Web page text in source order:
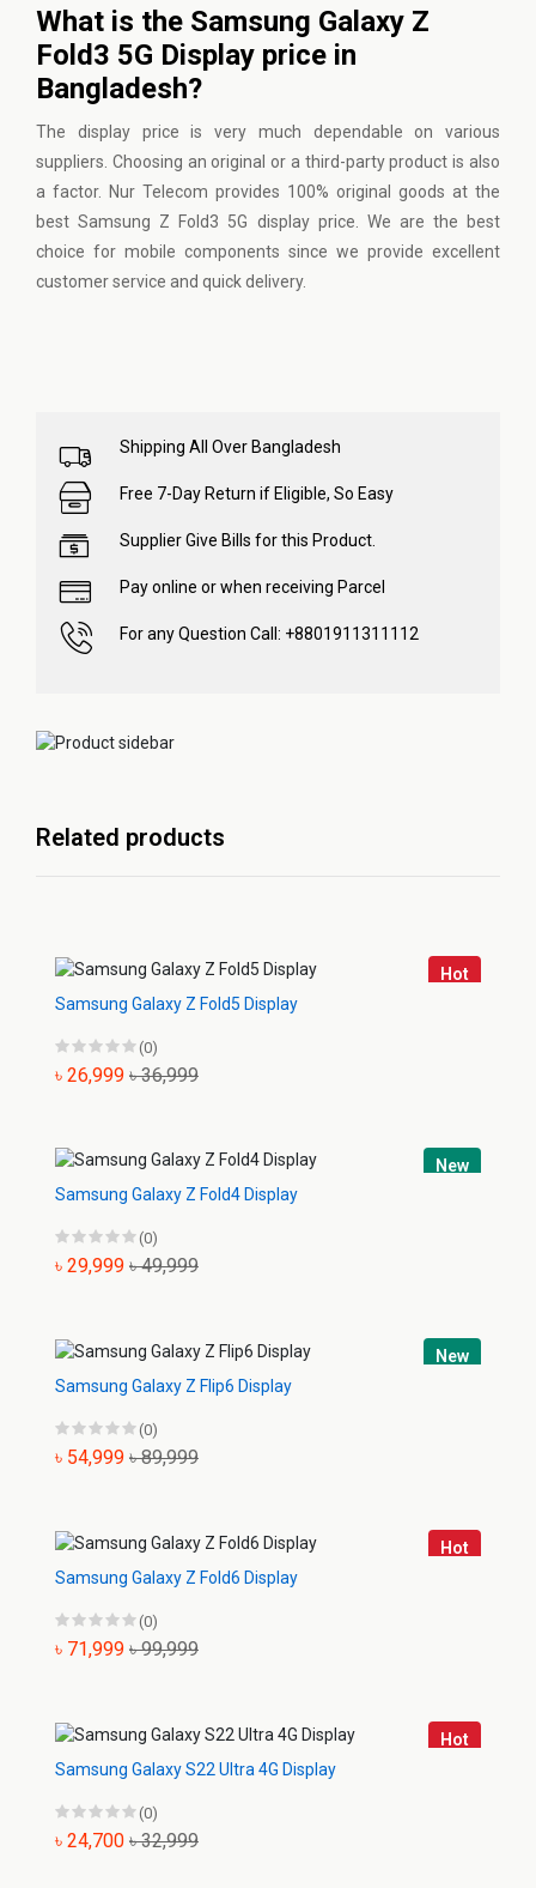
What is the Samsung Galaxy Z
Fold3 5G Display price in
Bangladesh?
The display price is very much dependable on various
suppliers. Choosing an original or a third-party product is also
a factor.
Nur Telecom provides 100% original goods at the
best Samsung Z Fold3 5G display price. We are the best
choice for mobile components since we provide excellent
customer service and quick delivery.
Shipping All Over Bangladesh
Free 7-Day Return if Eligible, So Easy
Supplier Give Bills for this Product.
Pay online or when receiving Parcel
For any Question Call: +8801911311112
Related products
Hot
Samsung Galaxy Z Fold5 Display
(0)
৳ 26,999 ৳ 36,999
New
Samsung Galaxy Z Fold4 Display
(0)
৳ 29,999 ৳ 49,999
New
Samsung Galaxy Z Flip6 Display
(0)
৳ 54,999 ৳ 89,999
Hot
Samsung Galaxy Z Fold6 Display
(0)
৳ 71,999 ৳ 99,999
Hot
Samsung Galaxy S22 Ultra 4G Display
(0)
৳ 24,700 ৳ 32,999